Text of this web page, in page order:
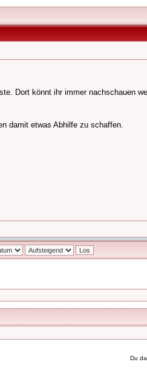
Dort könnt ihr immer nachschauen
damit etwas Abhilfe zu schaffen.
Du